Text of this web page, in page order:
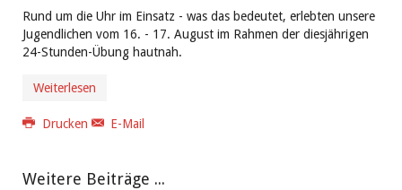
Rund um die Uhr im Einsatz - was das bedeutet, erlebten unsere
Jugendlichen vom 16. - 17. August im Rahmen der diesjährigen
24-Stunden-Übung hautnah.
Weiterlesen
Drucken E-Mail
Weitere Beiträge ...